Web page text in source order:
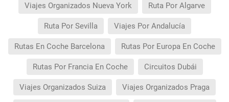
Viajes Organizados Nueva York Ruta Por Algarve
Ruta Por Sevilla Viajes Por Andalucía
Rutas En Coche Barcelona Rutas Por Europa En Coche
Rutas Por Francia En Coche Circuitos Dubái
Viajes Organizados Suiza Viajes Organizados Praga